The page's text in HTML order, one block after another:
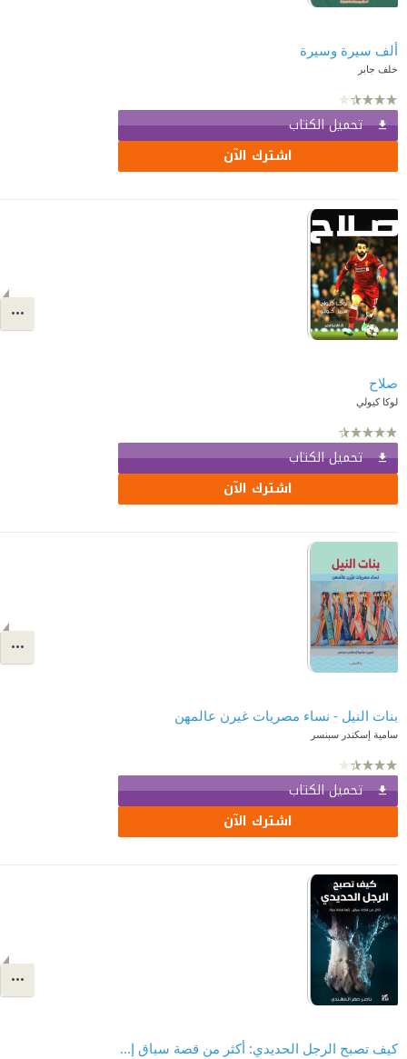
ألف سيرة وسيرة
خلف جابر
تحميل الكتاب
اشترك الآن
صلاح
لوكا كيولي
تحميل الكتاب
اشترك الآن
بنات النيل - نساء مصريات غيرن عالمهن
سامية إسكندر سبنسر
تحميل الكتاب
اشترك الآن
كيف تصبح الرجل الحديدي: أكثر من قصة سباق إنها قصة حياة